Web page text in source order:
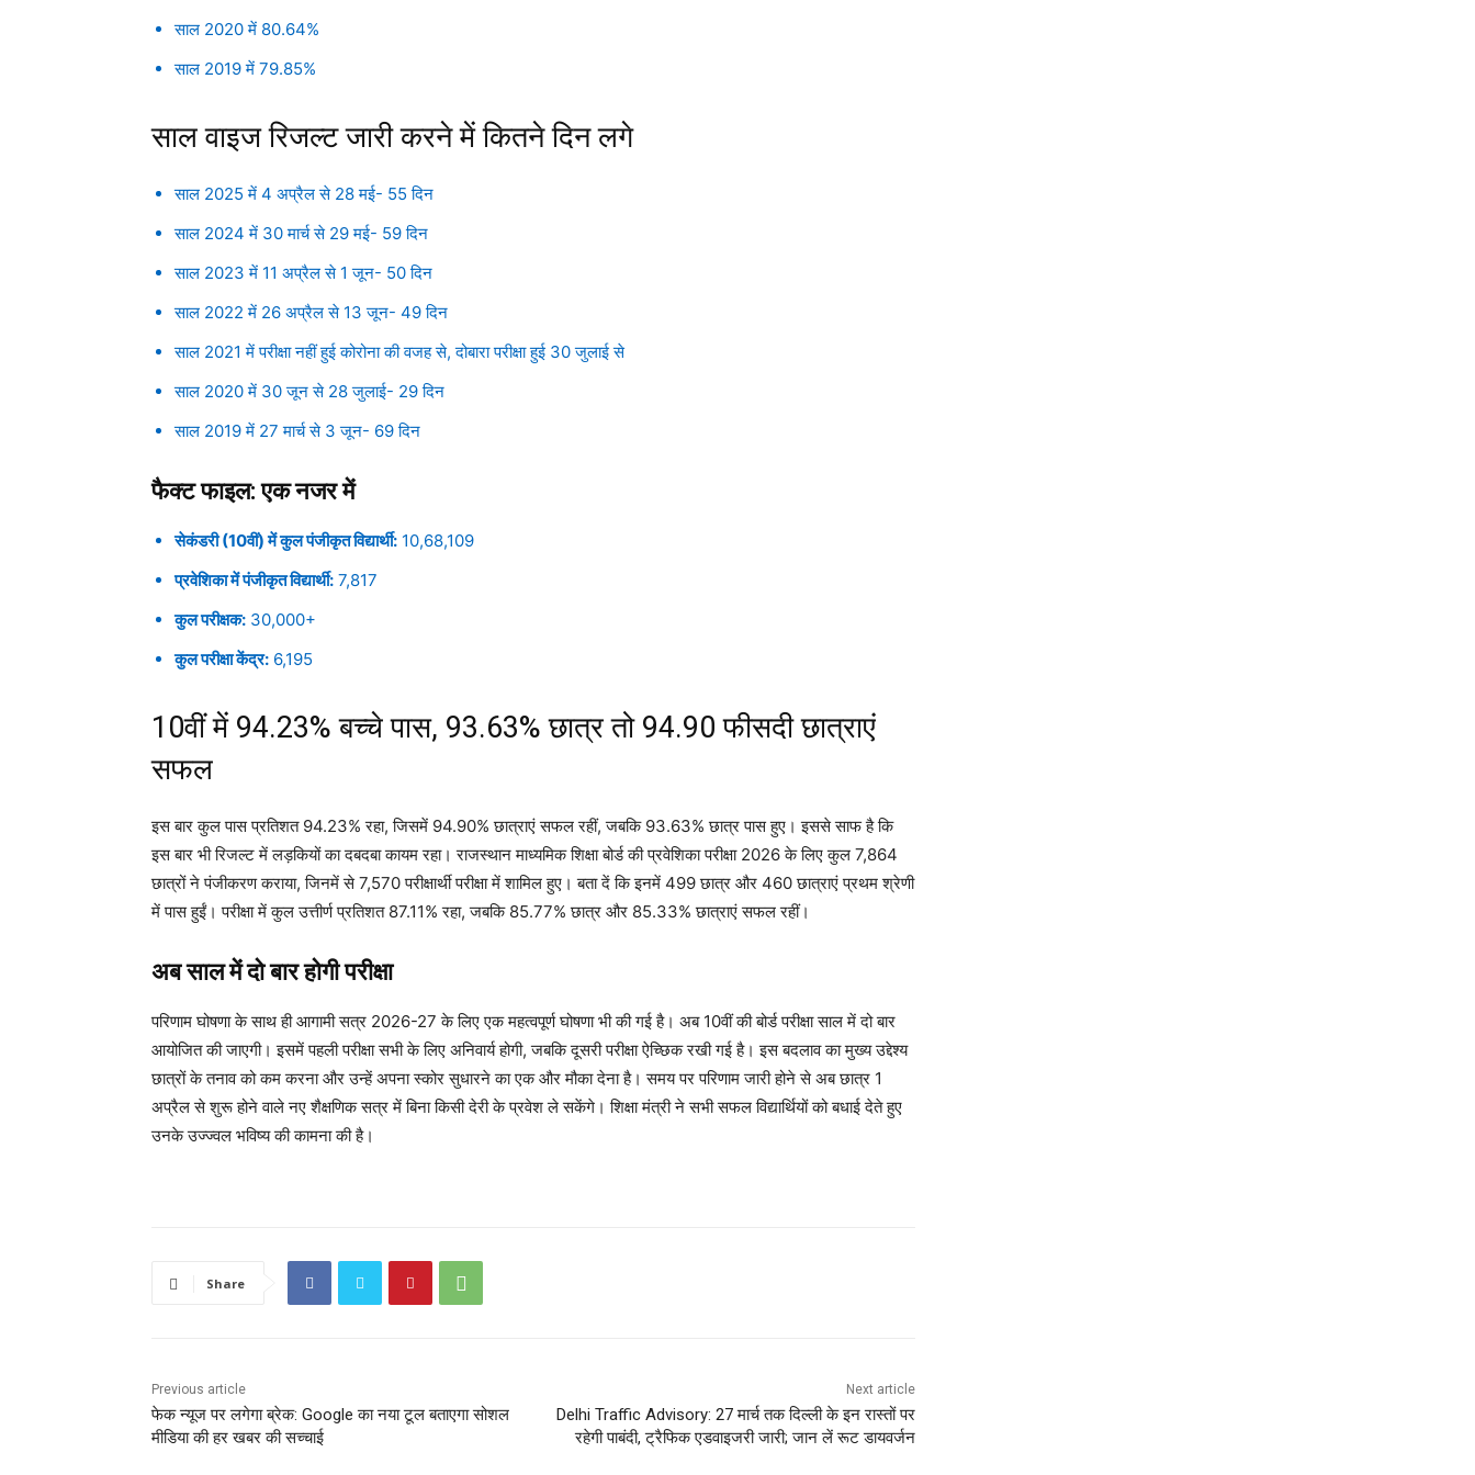
साल 2020 में 80.64%
साल 2019 में 79.85%
साल वाइज रिजल्ट जारी करने में कितने दिन लगे
साल 2025 में 4 अप्रैल से 28 मई- 55 दिन
साल 2024 में 30 मार्च से 29 मई- 59 दिन
साल 2023 में 11 अप्रैल से 1 जून- 50 दिन
साल 2022 में 26 अप्रैल से 13 जून- 49 दिन
साल 2021 में परीक्षा नहीं हुई कोरोना की वजह से, दोबारा परीक्षा हुई 30 जुलाई से
साल 2020 में 30 जून से 28 जुलाई- 29 दिन
साल 2019 में 27 मार्च से 3 जून- 69 दिन
फैक्ट फाइल: एक नजर में
सेकंडरी (10वीं) में कुल पंजीकृत विद्यार्थी: 10,68,109
प्रवेशिका में पंजीकृत विद्यार्थी: 7,817
कुल परीक्षक: 30,000+
कुल परीक्षा केंद्र: 6,195
10वीं में 94.23% बच्चे पास, 93.63% छात्र तो 94.90 फीसदी छात्राएं
सफल
इस बार कुल पास प्रतिशत 94.23% रहा, जिसमें 94.90% छात्राएं सफल रहीं, जबकि 93.63% छात्र पास हुए। इससे साफ है कि
इस बार भी रिजल्ट में लड़कियों का दबदबा कायम रहा। राजस्थान माध्यमिक शिक्षा बोर्ड की प्रवेशिका परीक्षा 2026 के लिए कुल 7,864
छात्रों ने पंजीकरण कराया, जिनमें से 7,570 परीक्षार्थी परीक्षा में शामिल हुए। बता दें कि इनमें 499 छात्र और 460 छात्राएं प्रथम श्रेणी
में पास हुईं। परीक्षा में कुल उत्तीर्ण प्रतिशत 87.11% रहा, जबकि 85.77% छात्र और 85.33% छात्राएं सफल रहीं।
अब साल में दो बार होगी परीक्षा
परिणाम घोषणा के साथ ही आगामी सत्र 2026-27 के लिए एक महत्वपूर्ण घोषणा भी की गई है। अब 10वीं की बोर्ड परीक्षा साल में दो बार
आयोजित की जाएगी। इसमें पहली परीक्षा सभी के लिए अनिवार्य होगी, जबकि दूसरी परीक्षा ऐच्छिक रखी गई है। इस बदलाव का मुख्य उद्देश्य
छात्रों के तनाव को कम करना और उन्हें अपना स्कोर सुधारने का एक और मौका देना है। समय पर परिणाम जारी होने से अब छात्र 1
अप्रैल से शुरू होने वाले नए शैक्षणिक सत्र में बिना किसी देरी के प्रवेश ले सकेंगे। शिक्षा मंत्री ने सभी सफल विद्यार्थियों को बधाई देते हुए
उनके उज्ज्वल भविष्य की कामना की है।
Share
Previous article
फेक न्यूज पर लगेगा ब्रेक: Google का नया टूल बताएगा सोशल
मीडिया की हर खबर की सच्चाई
Next article
Delhi Traffic Advisory: 27 मार्च तक दिल्ली के इन रास्तों पर
रहेगी पाबंदी, ट्रैफिक एडवाइजरी जारी; जान लें रूट डायवर्जन